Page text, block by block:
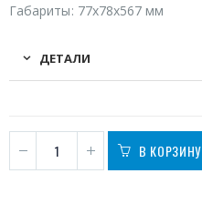
Габариты: 77х78х567 мм
ДЕТАЛИ
В КОРЗИНУ